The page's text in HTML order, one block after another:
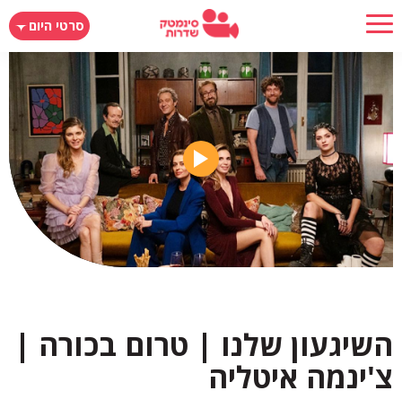
דילוג
לתוכן
העיקרי
סרטי היום
השיגעון שלנו | טרום בכורה |
צ'ינמה איטליה